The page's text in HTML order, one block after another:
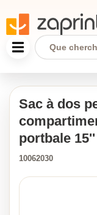
Sac à dos
portbale
10062030